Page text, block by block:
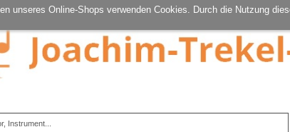
unseres Online-Shops verwenden Cookies. Durch die Nutzung